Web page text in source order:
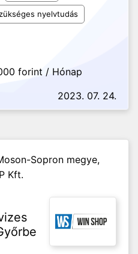
nyelvtudás
forint / Hónap
2023. 07. 24.
Sopron megye,
Kft.